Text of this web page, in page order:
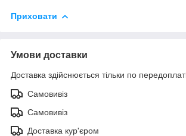
Приховати
Умови доставки
Доставка здійснюється тільки по
Самовивіз
Самовивіз
Доставка кур'єром